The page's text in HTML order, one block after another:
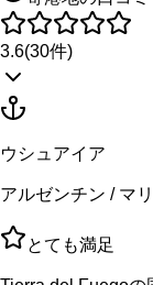
3.6(30件)
ウシュアイア
アルゼンチン / マ
とても満足